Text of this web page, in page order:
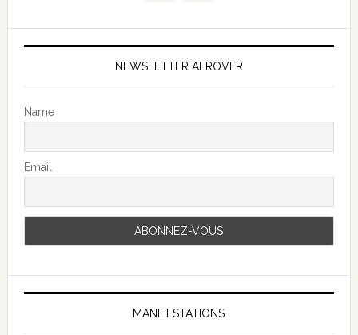
NEWSLETTER AEROVFR
Name
Email
MANIFESTATIONS